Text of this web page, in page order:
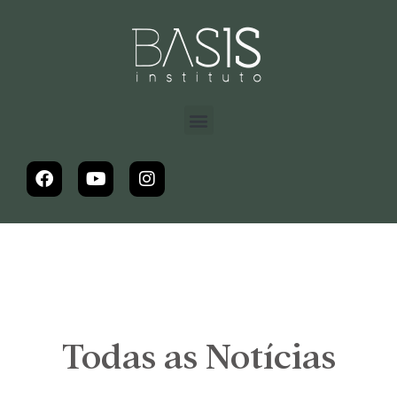
Todas as Notícias